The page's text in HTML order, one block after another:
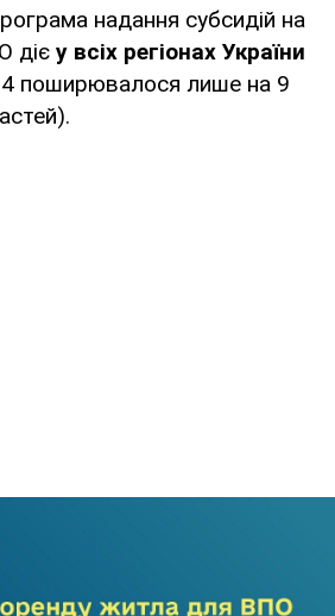
надання субсидій на
діє у всіх регіонах України
поширювалося лише на 9